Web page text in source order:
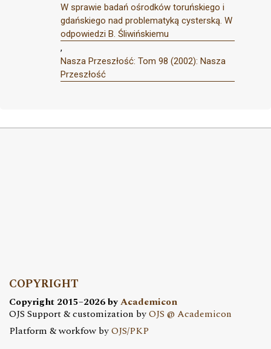
W sprawie badań ośrodków toruńskiego i
gdańskiego nad problematyką cysterską. W
odpowiedzi B. Śliwińskiemu
,
Nasza Przeszłość: Tom 98 (2002): Nasza
Przeszłość
COPYRIGHT
Copyright 2015–2026 byAcademicon
OJS Support & customization byOJS @ Academicon
Platform & workfow byOJS/PKP